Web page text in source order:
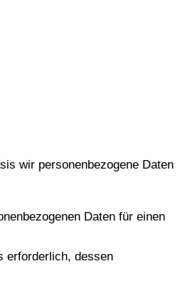
wir personenbezogene Daten
Daten für einen
erforderlich, dessen